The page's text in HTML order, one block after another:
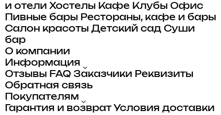
и отели Хостелы Кафе Клубы Офис
Пивные бары Рестораны, кафе и бары
Салон красоты Детский сад Суши
бар
О компании
Информация
Отзывы FAQ Заказчики Реквизиты
Обратная связь
Покупателям
Гарантия и возврат Условия доставки